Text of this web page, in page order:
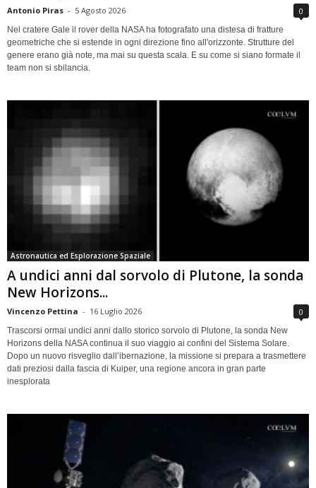
Antonio Piras - 5 Agosto 2026 0
Nel cratere Gale il rover della NASA ha fotografato una distesa di fratture
geometriche che si estende in ogni direzione fino all'orizzonte. Strutture del
genere erano già note, ma mai su questa scala. E su come si siano formate il
team non si sbilancia.
Astronautica ed Esplorazione Spaziale
A undici anni dal sorvolo di Plutone, la sonda
New Horizons...
Vincenzo Pettina - 16 Luglio 2026 0
Trascorsi ormai undici anni dallo storico sorvolo di Plutone, la sonda New
Horizons della NASA continua il suo viaggio ai confini del Sistema Solare.
Dopo un nuovo risveglio dall’ibernazione, la missione si prepara a trasmettere
dati preziosi dalla fascia di Kuiper, una regione ancora in gran parte
inesplorata